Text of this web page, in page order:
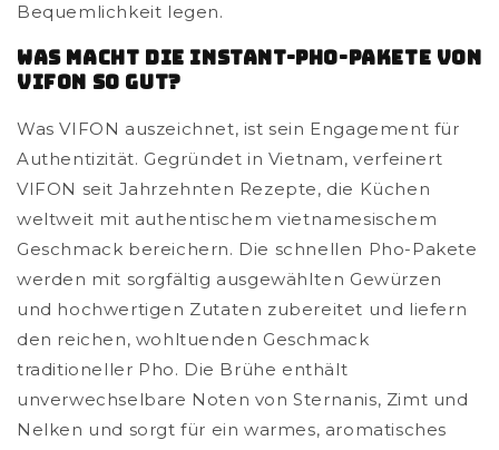
Bequemlichkeit legen.
Was macht die Instant-Pho-Pakete von
VIFON so gut?
Was VIFON auszeichnet, ist sein Engagement für
Authentizität. Gegründet in Vietnam, verfeinert
VIFON seit Jahrzehnten Rezepte, die Küchen
weltweit mit authentischem vietnamesischem
Geschmack bereichern. Die schnellen Pho-Pakete
werden mit sorgfältig ausgewählten Gewürzen
und hochwertigen Zutaten zubereitet und liefern
den reichen, wohltuenden Geschmack
traditioneller Pho. Die Brühe enthält
unverwechselbare Noten von Sternanis, Zimt und
Nelken und sorgt für ein warmes, aromatisches